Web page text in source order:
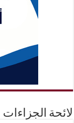
لائحة الجزاءات